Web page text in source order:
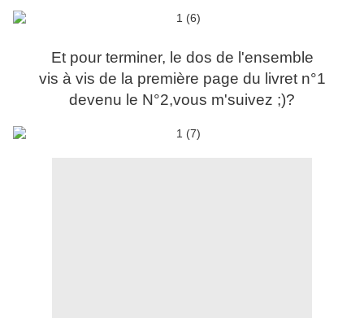
Et pour terminer, le dos de l'ensemble
vis à vis de la première page du livret n°1
devenu le N°2,vous m'suivez ;)?